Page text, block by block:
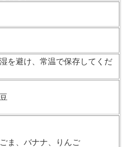
を避け、常温で保存してくだ
ま、バナナ、りんご